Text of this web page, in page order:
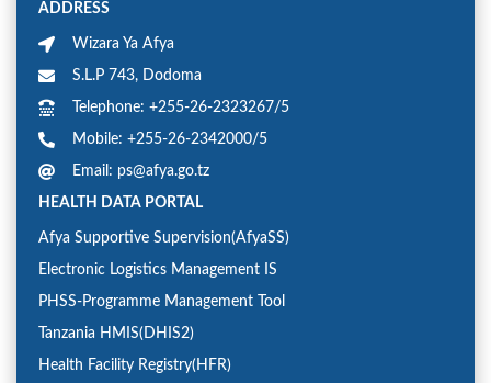
ADDRESS
Wizara Ya Afya
S.L.P 743, Dodoma
Telephone: +255-26-2323267/5
Mobile: +255-26-2342000/5
Email: ps@afya.go.tz
HEALTH DATA PORTAL
Afya Supportive Supervision(AfyaSS)
Electronic Logistics Management IS
PHSS-Programme Management Tool
Tanzania HMIS(DHIS2)
Health Facility Registry(HFR)